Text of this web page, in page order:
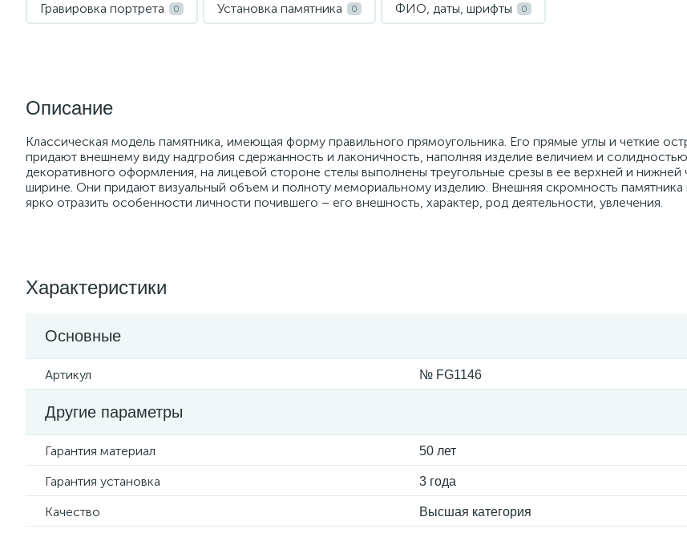
Гравировка портрета 0 Установка памятника 0 ФИО, даты, шрифты 0
Описание
Классическая модель памятника, имеющая форму правильного прямоугольника. Его прямые углы и четкие
придают внешнему виду надгробия сдержанность и лаконичность, наполняя изделие величием и
декоративного оформления, на лицевой стороне стелы выполнены треугольные срезы в ее верхней и нижней
ширине. Они придают визуальный объем и полноту мемориальному изделию. Внешняя скромность
ярко отразить особенности личности почившего – его внешность, характер, род деятельности, увлечения.
Характеристики
Основные
Артикул № FG1146
Другие параметры
Гарантия материал 50 лет
Гарантия установка 3 года
Качество Высшая категория